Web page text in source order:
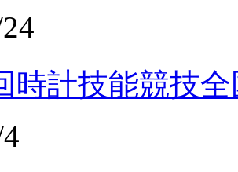
時計技能競技